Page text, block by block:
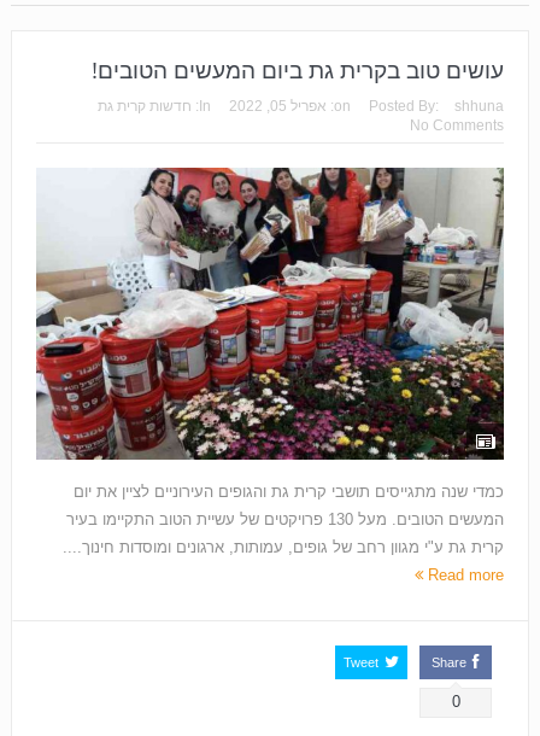
עושים טוב בקרית גת ביום המעשים הטובים!
Posted By: shhuna
on: אפריל 05, 2022 In:
חדשות קרית גת
No Comments
כמדי שנה מתגייסים תושבי קרית גת והגופים העירוניים לציין את יום
המעשים הטובים. מעל 130 פרויקטים של עשיית הטוב התקיימו בעיר
קרית גת ע"י מגוון רחב של גופים, עמותות, ארגונים ומוסדות חינוך....
Read more
Share
0
Tweet